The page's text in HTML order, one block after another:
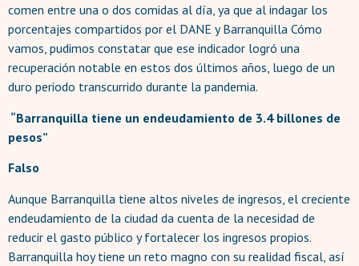
comen entre una o dos comidas al día, ya que al indagar los
porcentajes compartidos por el DANE y Barranquilla Cómo
vamos, pudimos constatar que ese indicador logró una
recuperación notable en estos dos últimos años, luego de un
duro periodo transcurrido durante la pandemia.
“Barranquilla tiene un endeudamiento de 3.4 billones de
pesos”
Falso
Aunque Barranquilla tiene altos niveles de ingresos, el creciente
endeudamiento de la ciudad da cuenta de la necesidad de
reducir el gasto público y fortalecer los ingresos propios.
Barranquilla hoy tiene un reto magno con su realidad fiscal, así